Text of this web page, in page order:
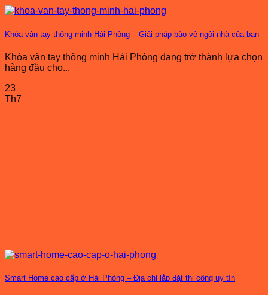
Khóa vân tay thông minh Hải Phòng – Giải pháp bảo vệ ngôi nhà của bạn
Khóa vân tay thông minh Hải Phòng đang trở thành lựa chọn
hàng đầu cho...
23
Th7
Smart Home cao cấp ở Hải Phòng – Địa chỉ lắp đặt thi công uy tín